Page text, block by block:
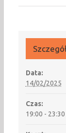
Data:
14/02/2025
Czas:
19:00 - 23:30